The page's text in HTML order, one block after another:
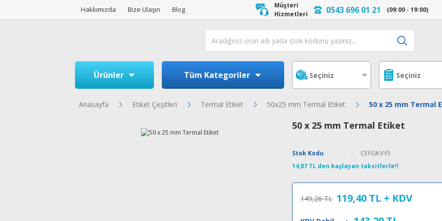
Hakkımızda Bize Ulaşın Blog
Müşteri
Hizmetleri
0543 696 01 21 (09:00 - 19:00)
Ürünler Tüm Kategoriler
Anasayfa Etiket Çeşitleri Termal Etiket 50x25 mm Termal Etiket 50 x 25 mm Termal
50 x 25 mm Termal Etiket
Stok Kodu CEFGKVY5
14,87 TL den başlayan taksitlerle!!
149,26 TL 119,40 TL + KDV